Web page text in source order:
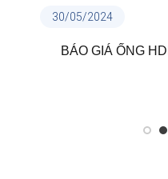
18/05/2024
TẠI SAO NÊN LỰA